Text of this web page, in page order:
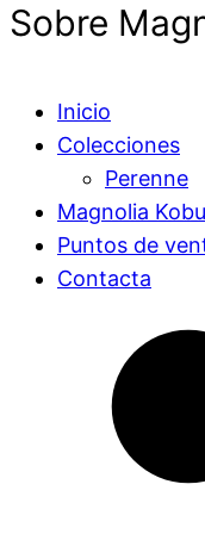
Sobre
Inicio
Colecciones
Perenne
Magnolia
Puntos de
Contacta